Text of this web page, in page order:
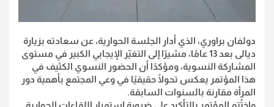
دولفان براوري، الذي أدار الجلسة الحوارية، عن سعادته بزيارة
ديالى بعد 13 عامًا، مشيرًا إلى التغيّر الإيجابي الكبير في مستوى
المشاركة النسوية، ومؤكدًا أن الحضور النسوي الكثيف في
هذا المؤتمر يعكس تحولًا حقيقيًا في وعي المجتمع بأهمية دور
المرأة مقارنة بالسنوات السابقة.
واختُتم المؤتمر بالتأكيد على ضرورة استمرار اللقاءات الحوارية